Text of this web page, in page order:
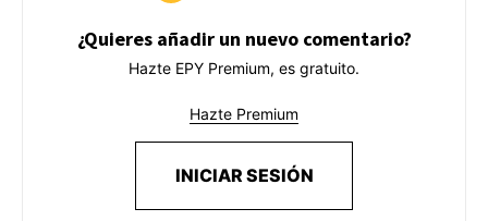
¿Quieres añadir un nuevo comentario?
Hazte EPY Premium, es gratuito.
Hazte Premium
INICIAR SESIÓN